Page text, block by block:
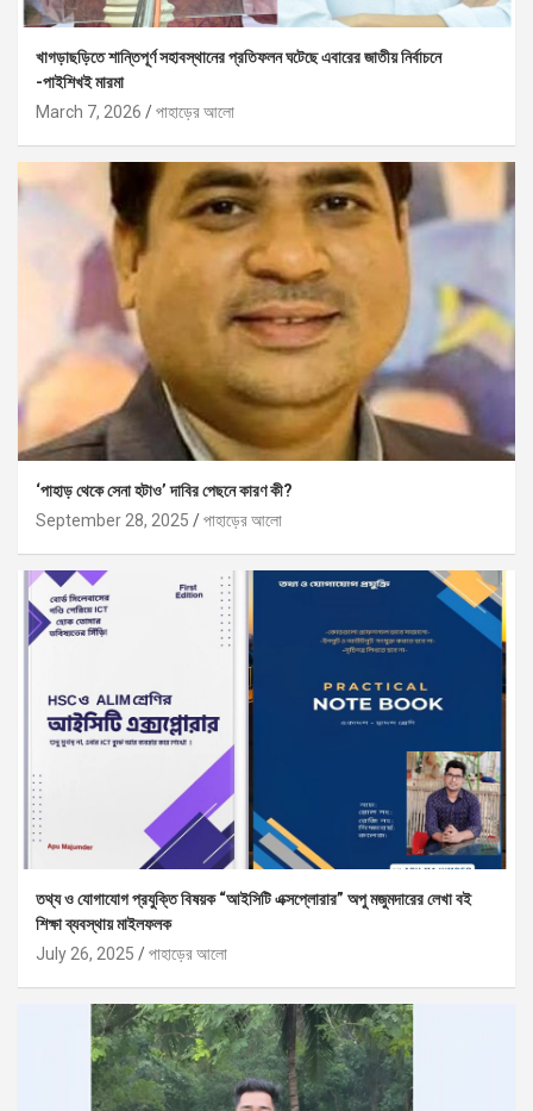
খাগড়াছড়িতে শান্তিপূর্ণ সহাবস্থানের প্রতিফলন ঘটেছে এবারের জাতীয় নির্বাচনে
-পাইশিখই মারমা
March 7, 2026
পাহাড়ের আলো
‘পাহাড় থেকে সেনা হটাও’ দাবির পেছনে কারণ কী?
September 28, 2025
পাহাড়ের আলো
তথ্য ও যোগাযোগ প্রযুক্তি বিষয়ক “আইসিটি এক্সপ্লোরার” অপু মজুমদারের লেখা বই
শিক্ষা ব্যবস্থায় মাইলফলক
July 26, 2025
পাহাড়ের আলো